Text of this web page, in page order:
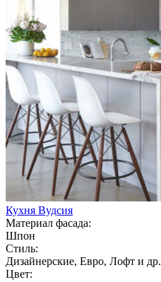
Кухня Вудсия
Материал фасада:
Шпон
Стиль:
Дизайнерские, Евро, Лофт и др.
Цвет: